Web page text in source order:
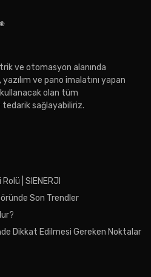
ve otomasyon alanında
ve pano imalatını yapan
olan tüm
sağlayabiliriz.
| SIENERJI
Son Trendler
Dikkat Edilmesi Gereken Noktalar